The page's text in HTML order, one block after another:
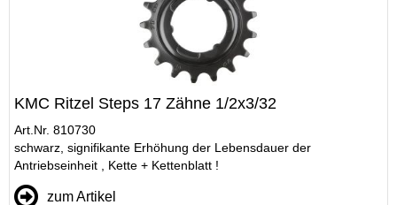
KMC Ritzel Steps 17 Zähne 1/2x3/32
Art.Nr. 810730
schwarz, signifikante Erhöhung der Lebensdauer der
Antriebseinheit , Kette + Kettenblatt !
zum Artikel